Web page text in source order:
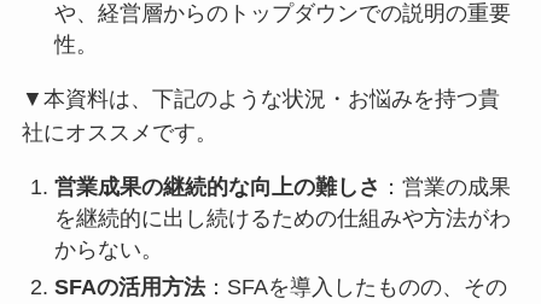
や、経営層からのトップダウンでの説明の重要
性。
▼本資料は、下記のような状況・お悩みを持つ貴
社にオススメです。
営業成果の継続的な向上の難しさ ：営業の成果
を継続的に出し続けるための仕組みや方法がわ
からない。
SFAの活用方法：SFAを導入したものの、その